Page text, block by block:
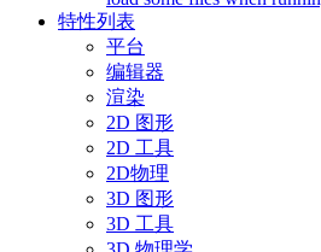
特性列表
平台
编辑器
渲染
2D 图形
2D 工具
2D物理
3D 图形
3D 工具